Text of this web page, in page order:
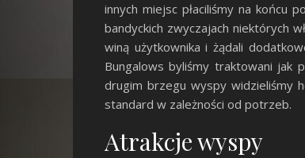
innych miejsc płaciliśmy na końcu
bandyckich zwyczajach niektórych
winą użytkownika i żądali
Bungalows byliśmy traktowani jak
drugim brzegu wyspy widzieliśmy
standard w zależności od potrzeb.
Atrakcje wyspy